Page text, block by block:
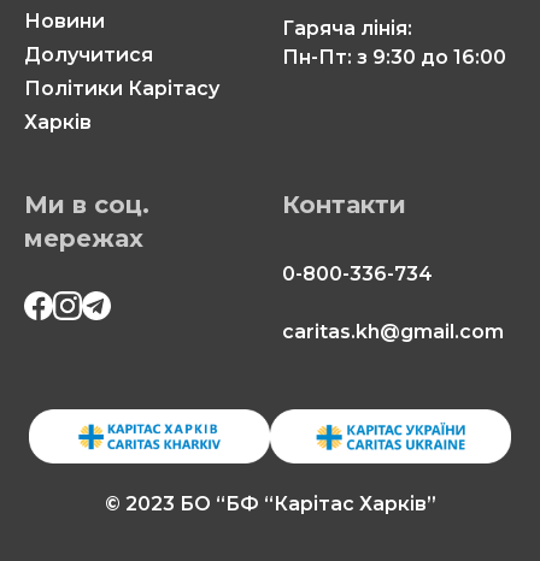
Новини
Долучитися
Політики Карітасу
Харків
Контакти
0-800-336-734
caritas.kh@gmail.com
Гаряча лінія:
Пн-Пт: з 9:30 до 16:00
Ми в соц.
мережах
© 2023 БО “БФ “Карітас Харків”